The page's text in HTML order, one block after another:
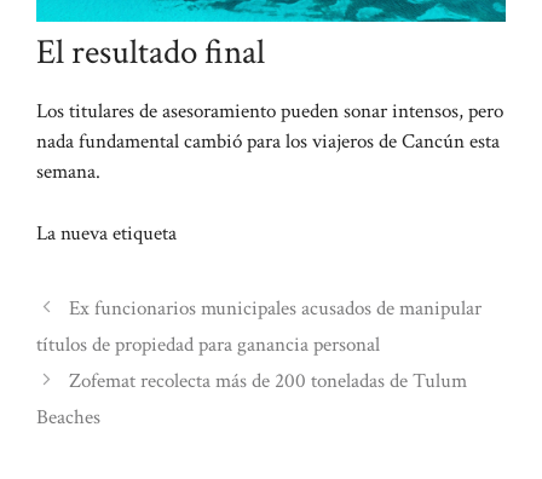
El resultado final
Los titulares de asesoramiento pueden sonar intensos, pero
nada fundamental cambió para los viajeros de Cancún esta
semana.
La nueva etiqueta
Ex funcionarios municipales acusados de manipular
títulos de propiedad para ganancia personal
Zofemat recolecta más de 200 toneladas de Tulum
Beaches